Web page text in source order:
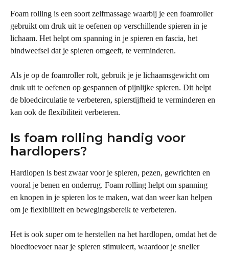
Foam rolling is een soort zelfmassage waarbij je een foamroller
gebruikt om druk uit te oefenen op verschillende spieren in je
lichaam. Het helpt om spanning in je spieren en fascia, het
bindweefsel dat je spieren omgeeft, te verminderen.
Als je op de foamroller rolt, gebruik je je lichaamsgewicht om
druk uit te oefenen op gespannen of pijnlijke spieren. Dit helpt
de bloedcirculatie te verbeteren, spierstijfheid te verminderen en
kan ook de flexibiliteit verbeteren.
Is foam rolling handig voor
hardlopers?
Hardlopen is best zwaar voor je spieren, pezen, gewrichten en
vooral je benen en onderrug. Foam rolling helpt om spanning
en knopen in je spieren los te maken, wat dan weer kan helpen
om je flexibiliteit en bewegingsbereik te verbeteren.
Het is ook super om te herstellen na het hardlopen, omdat het de
bloedtoevoer naar je spieren stimuleert, waardoor je sneller